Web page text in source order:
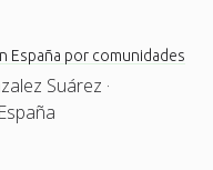
España por comunidades
Suárez ·